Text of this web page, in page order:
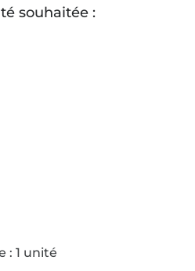
souhaitée :
: 1 unité